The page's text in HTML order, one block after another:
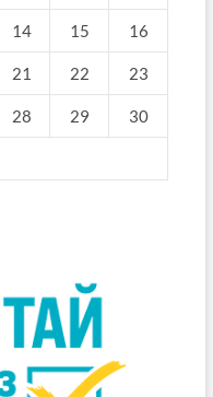
14 15 16
21 22 23
28 29 30